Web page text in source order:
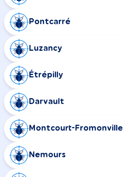
Pontcarré
Luzancy
Étrépilly
Darvault
Montcourt-Fromonville
Nemours